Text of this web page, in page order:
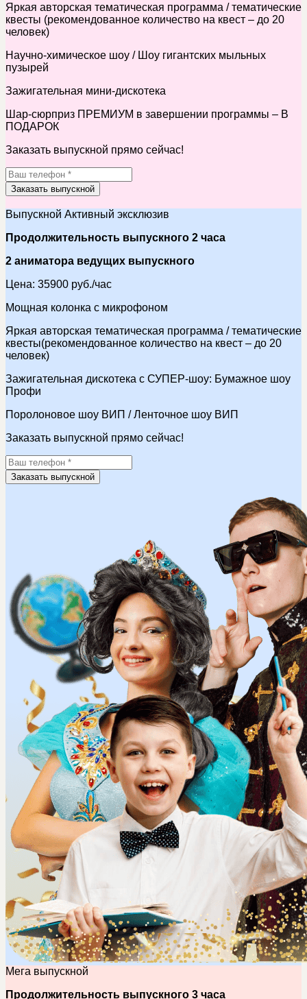
Яркая авторская тематическая программа / тематические
квесты (рекомендованное количество на квест – до 20
человек)
Научно-химическое шоу / Шоу гигантских мыльных
пузырей
Зажигательная мини-дискотека
Шар-сюрприз ПРЕМИУМ в завершении программы – В
ПОДАРОК
Заказать выпускной прямо сейчас!
Заказать выпускной
Выпускной Активный эксклюзив
Продолжительность выпускного 2 часа
2 аниматора ведущих выпускного
Цена: 35900 руб./час
Мощная колонка с микрофоном
Яркая авторская тематическая программа / тематические
квесты(рекомендованное количество на квест – до 20
человек)
Зажигательная дискотека с СУПЕР-шоу: Бумажное шоу
Профи
Поролоновое шоу ВИП / Ленточное шоу ВИП
Заказать выпускной прямо сейчас!
Заказать выпускной
Мега выпускной
Продолжительность выпускного 3 часа